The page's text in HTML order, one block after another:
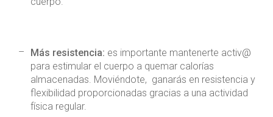
Más resistencia: es importante mantenerte activ@
para estimular el cuerpo a quemar calorías
almacenadas. Moviéndote, ganarás en resistencia y
flexibilidad proporcionadas gracias a una actividad
física regular.